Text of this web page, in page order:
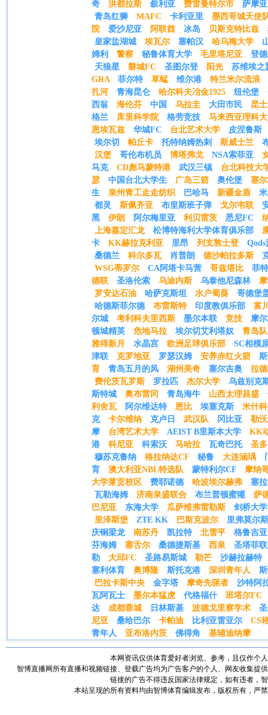
奇 洪都拉斯 叙利亚 费雷曼特尔市
萨摩亚
青岛红狮
MAFC 卡利亚里
墨西哥城天使
院
爱沙尼亚 阿联酋 冰岛 贝斯克特比兹
皇家盐湖城
埃瓦尔 塞帕汉 哈乌梅大学
姆利
警察 秘鲁体育大学 毛里塔尼亚
登德
天狼星
磐城FC 圣图尔登 阳光
苏维埃之
GRA
菲尔特 草蜢 维尔港
特兰米尔流浪
扎河
青海昆仑 哈尔科夫冶金1925 纽伦堡
西翁
海伦芬 中国 乌拉圭 大田市民
昆
格兰
库里科学院 格劳竞技
马来西亚理科
恩埃瓦兹
华城FC 台北艺术大学
皮涅鲁斯
埃尔切
帕丘卡 托特纳姆热刺 斯威士兰
汉堡
哥伦布机员 博塔弗戈 NSA索菲亚
马克
CD彪马蒙特港 武汉三镇
台北科技大
瑟
中国台北大学生 广岛三箭 奥伦堡
塞
生
泉州青工走走纺织 巴哈马 新疆金盾
都灵
斯佩齐亚 布里斯班子弹 戈尔韦联
黑
伊朗 阿尔梅里亚 利贝雷茨 悉尼FC
上海嘉定汇龙
松博特海利大学体育俱乐部
卡
KK赫拉克利亚 里昂 列支敦士登
桑德兰
科尔多瓦 肖普朗 德沙帕拉多斯
WSG蒂罗尔
CA阿塔卡马营 哥兹塔比
菲
德联
圣洛伦索 乌迪内斯 乌泰他尼森林
罗安达石油
哈萨克斯坦 水户蜀葵
哥德堡
哈德斯菲尔德
布雷斯特 印度教俱乐部
富
尔城
考利科夫里西斯 墨尔本联 竞技
摩
顿城精英
危地马拉 埃尔切艾利塔奴
青岛队
雅得新月
水晶宫 欧洲足球俱乐部
SC相模
津联
克罗地亚 罗瑟汉姆 安养赤红火箭
育
青岛五月的风 湖州美奇 塞尔吉奥
拉
费伦茨瓦罗斯
罗拉匹 杰尔大学
乌兹别克
斯特城
奥布雷冈 青岛海牛 山西太理昌盛
利舍瓦
阿尔维达特 恩比 埃塞克斯
米什
克
卡尔维纳 克卢日 武汉队 冈比亚
勒
摩
台湾艺术大学 AEIST B里斯本大学
KK
港
科尼亚 科索沃 马哈拉 瓦奇巴托
圣
穆苏克鲁纳
格拉纳达CF 秘鲁 大连涵瑀
育
澳大利亚NBL特选队 蒙特利尔CF
摩纳
大学莱贡校区
费耶诺德 哈波埃尔赫弗
塞
瓦勒海姆
济南泉盛联合 布兰普顿蜜獾
萨
巴尼亚
东海大学 瓜萨维弗雷勒斯
剑桥大学
里泽斯堡
ZTE KK 巴斯克波尔
里弗莫尔斯
庆铜梁龙
南苏丹 凯拉特 北雪平
格鲁吉亚
芬海姆
塞舌尔 桑德捷斯基 西泉
圣塔菲联
勒
大邱FC 圣路易斯城 勒芒
沙赫拉赫特
塞利体育
奥博隆 斯托克港 深圳青年人
巴拉卡斯中央
金字塔 摩奇先驱者
沙特阿
瓦阿瓦士
墨尔本猛虎 代格福什
班塔尔FC
达
成都蓉城 日林斯基 波德戈里察学术
尼亚
桑给巴尔 卡帕迪 比利亚雷亚尔
CS
青年人
亚布洛内茨 佛得角 基辅迪纳摩
本网资讯仅供体育爱好者浏览、参考，且仅作个
智博直播网所有直播和视频链接、登载广告均为广告客户的个人、网友收集提
链接的广告不得违反国家法律规定，如有违者，
本站呈现的所有资料均由智博体育编辑发布，版权所有，严